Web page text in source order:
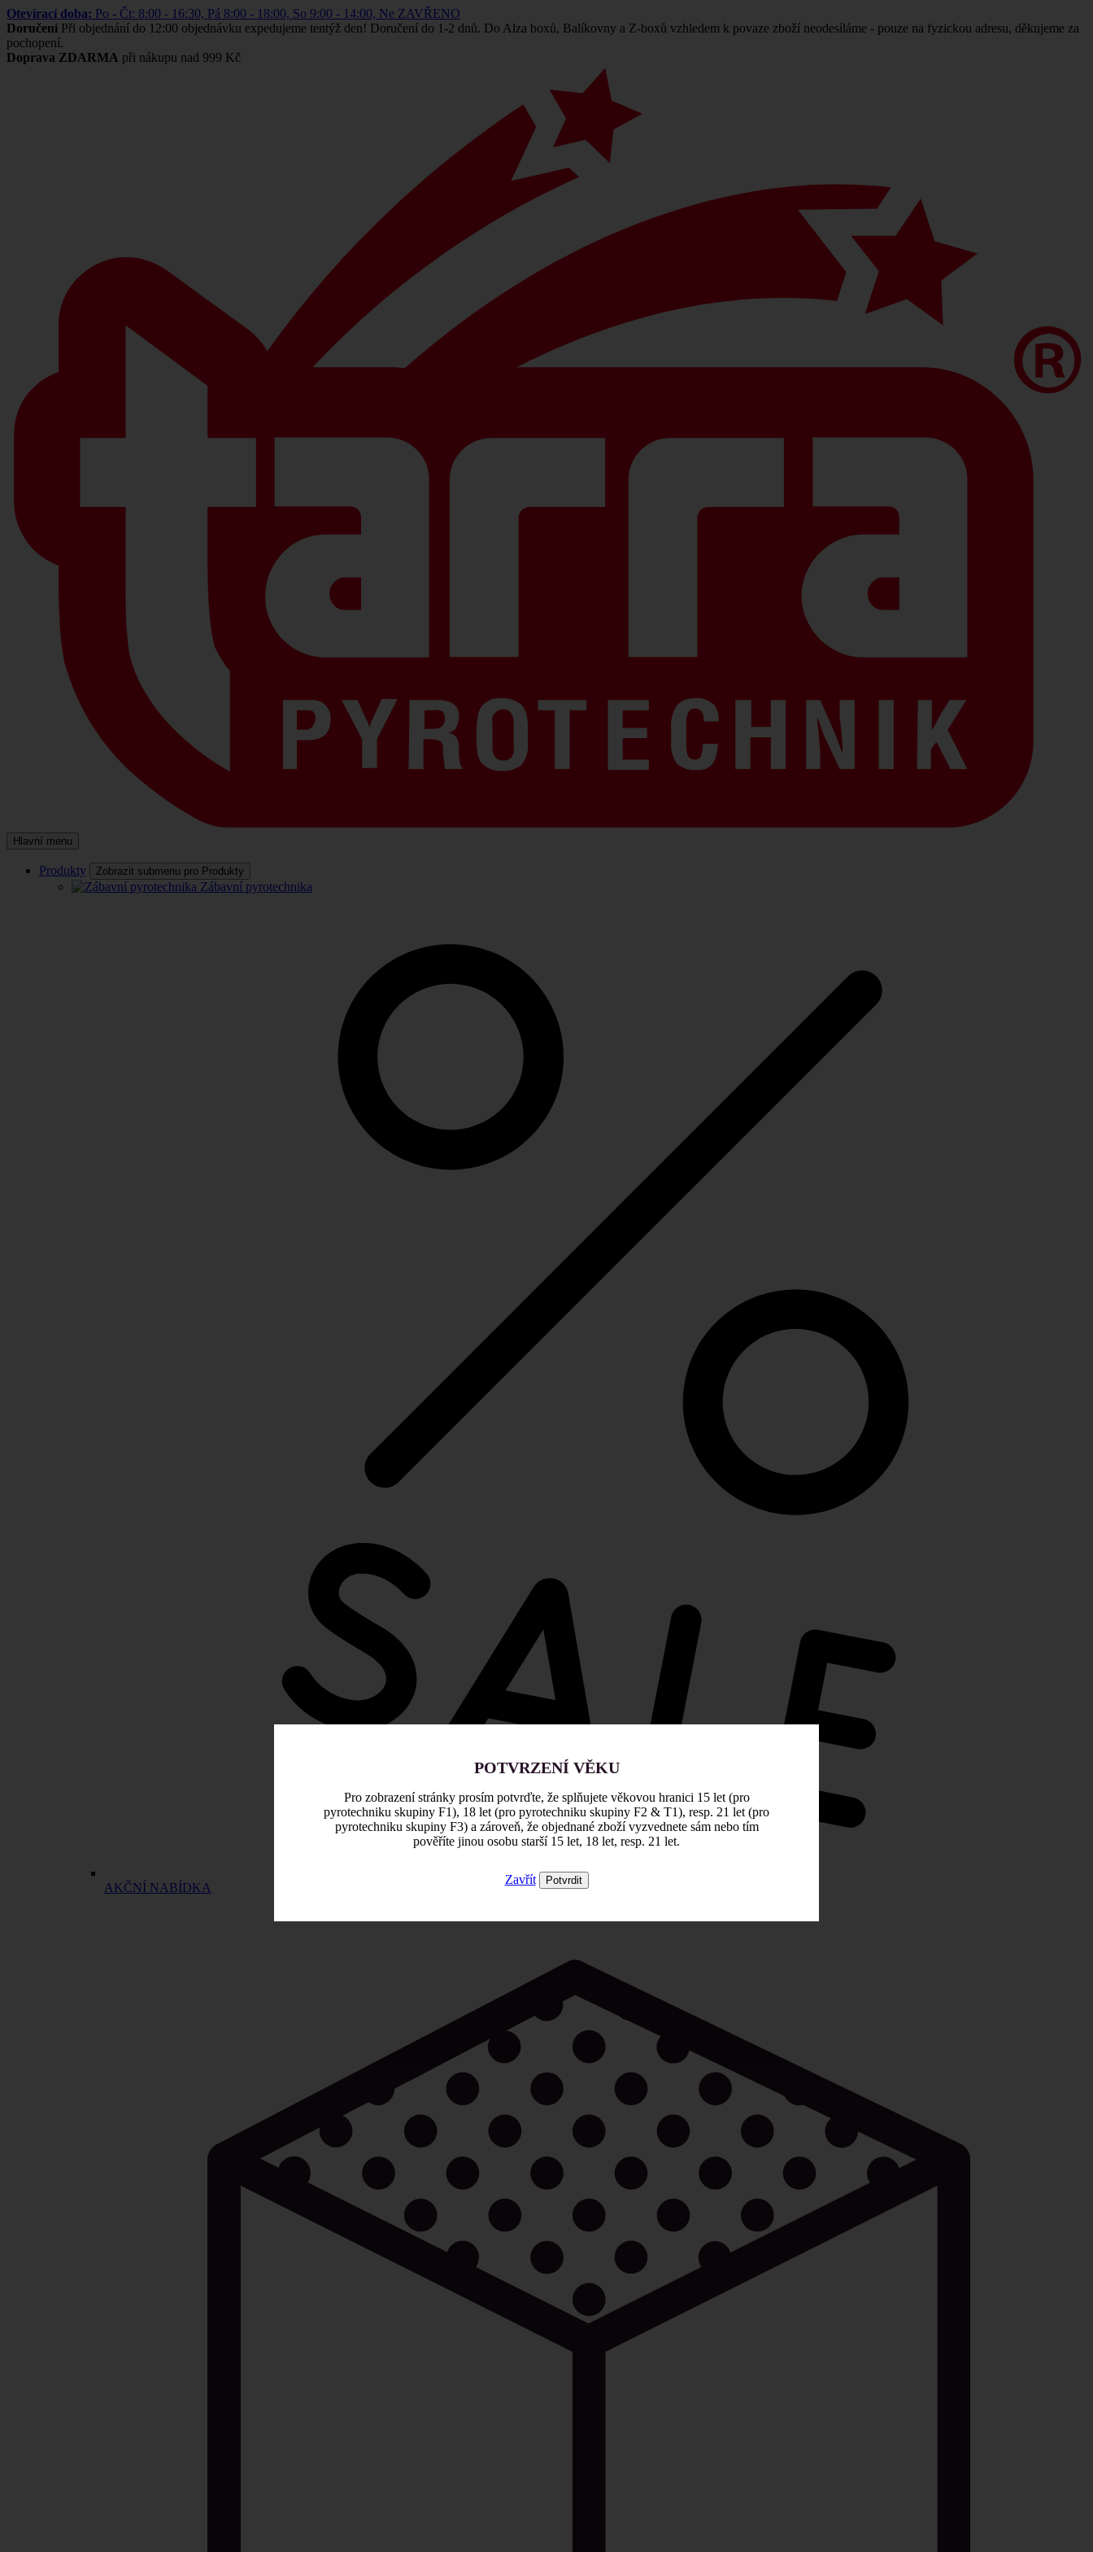
Otevírací doba: Po - Čt: 8:00 - 16:30, Pá 8:00 - 18:00, So 9:00 - 14:00, Ne ZAVŘENO
Doručení Při objednání do 12:00 objednávku expedujeme tentýž den! Doručení do 1-2 dnů. Do Alza boxů, Balíkovny a Z-boxů vzhledem k povaze zboží neodesíláme - pouze na fyzickou adresu, děkujeme za
pochopení.
Doprava ZDARMA při nákupu nad 999 Kč
Hlavní menu
Produkty Zobrazit submenu pro Produkty
Zábavní pyrotechnika
AKČNÍ NABÍDKA
POTVRZENÍ VĚKU
Pro zobrazení stránky prosím potvrďte, že splňujete věkovou hranici 15 let (pro
pyrotechniku skupiny F1), 18 let (pro pyrotechniku skupiny F2 & T1), resp. 21 let (pro
pyrotechniku skupiny F3) a zároveň, že objednané zboží vyzvednete sám nebo tím
pověříte jinou osobu starší 15 let, 18 let, resp. 21 let.
Zavřít Potvrdit